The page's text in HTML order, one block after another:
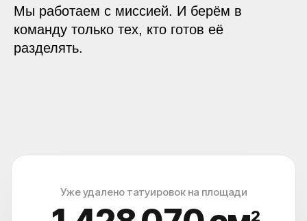
Мы работаем с миссией. И берём в
команду только тех, кто готов её
разделять.
Уже удалено татуировок на площади
2